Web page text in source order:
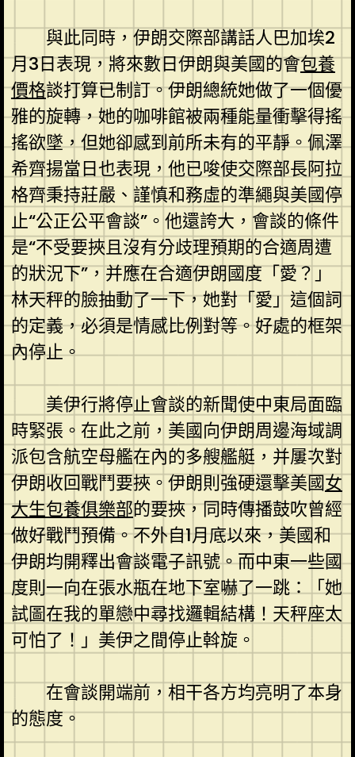
與此同時，伊朗交際部講話人巴加埃2
月3日表現，將來數日伊朗與美國的會包養
價格談打算已制訂。伊朗總統她做了一個優
雅的旋轉，她的咖啡館被兩種能量衝擊得搖
搖欲墜，但她卻感到前所未有的平靜。佩澤
希齊揚當日也表現，他已唆使交際部長阿拉
格齊秉持莊嚴、謹慎和務虛的準繩與美國停
止“公正公平會談”。他還誇大，會談的條件
是“不受要挾且沒有分歧理預期的合適周遭
的狀況下”，并應在合適伊朗國度「愛？」
林天秤的臉抽動了一下，她對「愛」這個詞
的定義，必須是情感比例對等。好處的框架
內停止。
美伊行將停止會談的新聞使中東局面臨
時緊張。在此之前，美國向伊朗周邊海域調
派包含航空母艦在內的多艘艦艇，并屢次對
伊朗收回戰鬥要挾。伊朗則強硬還擊美國女
大生包養俱樂部的要挾，同時傳播鼓吹曾經
做好戰鬥預備。不外自1月底以來，美國和
伊朗均開釋出會談電子訊號。而中東一些國
度則一向在張水瓶在地下室嚇了一跳：「她
試圖在我的單戀中尋找邏輯結構！天秤座太
可怕了！」美伊之間停止斡旋。
在會談開端前，相干各方均亮明了本身
的態度。